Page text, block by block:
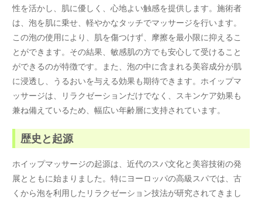
性を活かし、肌に優しく、心地よい触感を提供します。施術者
は、泡を肌に乗せ、軽やかなタッチでマッサージを行います。
この泡の使用により、肌を傷つけず、摩擦を最小限に抑えるこ
とができます。その結果、敏感肌の方でも安心して受けること
ができるのが特徴です。また、泡の中に含まれる美容成分が肌
に浸透し、うるおいを与える効果も期待できます。ホイップマ
ッサージは、リラクゼーションだけでなく、スキンケア効果も
兼ね備えているため、幅広い年齢層に支持されています。
歴史と起源
ホイップマッサージの起源は、近代のスパ文化と美容技術の発
展とともに始まりました。特にヨーロッパの高級スパでは、古
くから泡を利用したリラクゼーション技法が研究されてきまし